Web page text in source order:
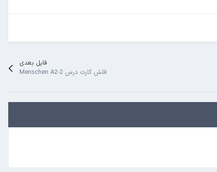
فایل بعدی
فلش کارت درس Menschen A2-2